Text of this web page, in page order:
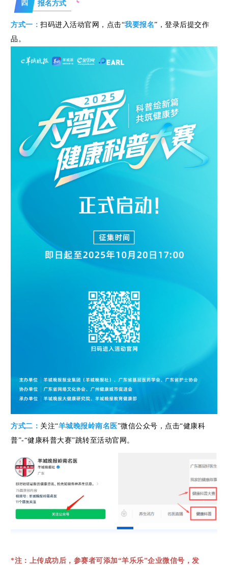
四 报名方式
方式一 ：扫码进入活动官网，点击“我要报名”，登录后提交作
品。
方式二： 关注“羊城晚报岭南名医”微信公众号，点击“健康科
普”-“健康科普大赛”跳转至活动官网。
*注：上传成功后，参赛者可添加“羊乐乐”企业微信号，发